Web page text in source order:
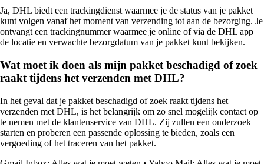
Ja, DHL biedt een trackingdienst waarmee je de status van je pakket
kunt volgen vanaf het moment van verzending tot aan de bezorging. Je
ontvangt een trackingnummer waarmee je online of via de DHL app
de locatie en verwachte bezorgdatum van je pakket kunt bekijken.
Wat moet ik doen als mijn pakket beschadigd of zoek
raakt tijdens het verzenden met DHL?
In het geval dat je pakket beschadigd of zoek raakt tijdens het
verzenden met DHL, is het belangrijk om zo snel mogelijk contact op
te nemen met de klantenservice van DHL. Zij zullen een onderzoek
starten en proberen een passende oplossing te bieden, zoals een
vergoeding of het traceren van het pakket.